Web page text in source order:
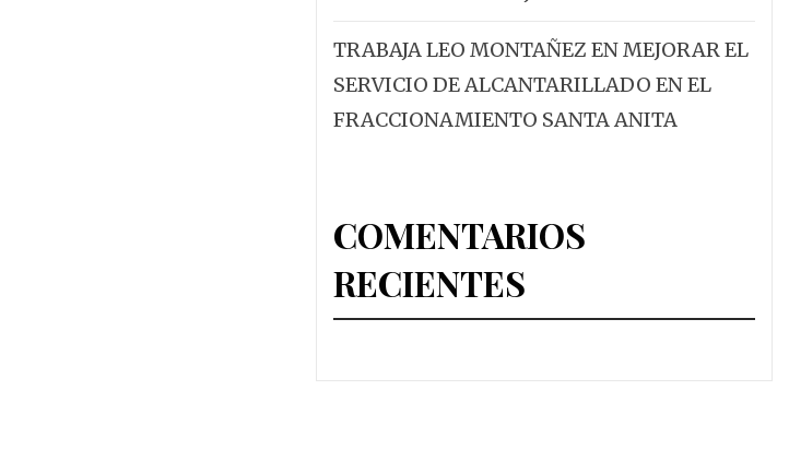
TRABAJA LEO MONTAÑEZ EN MEJORAR EL
SERVICIO DE ALCANTARILLADO EN EL
FRACCIONAMIENTO SANTA ANITA
COMENTARIOS
RECIENTES